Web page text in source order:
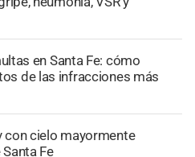
en Santa Fe: cómo
de las infracciones más
con cielo mayormente
Fe